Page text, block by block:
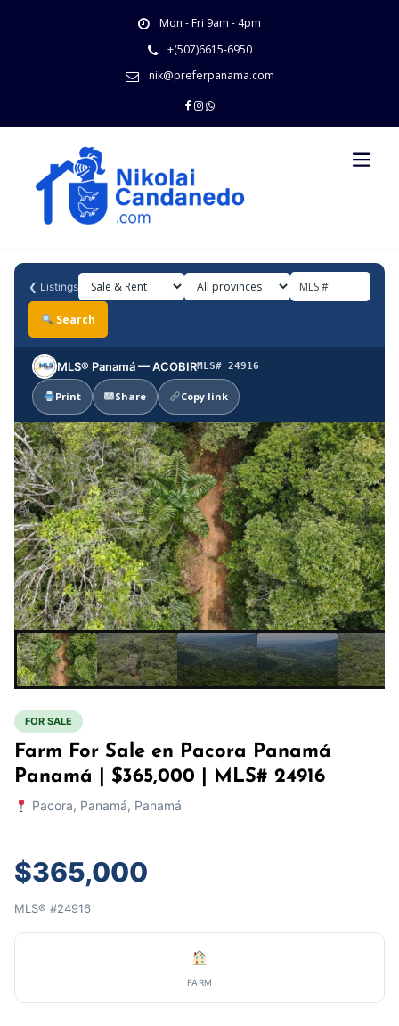
Mon - Fri 9am - 4pm
+(507)6615-6950
nik@preferpanama.com
❮ Listings
Search
MLS® Panamá — ACOBIRMLS# 24916
Print Share Copy link
FOR SALE
Farm For Sale en Pacora Panamá
Panamá | $365,000 | MLS# 24916
Pacora, Panamá, Panamá
$365,000
MLS® #24916
FARM